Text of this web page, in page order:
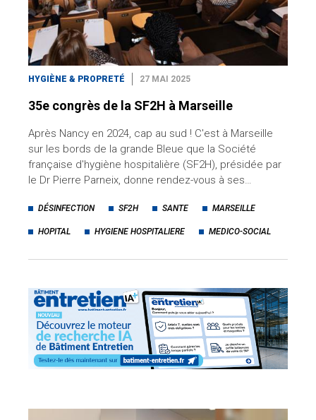
HYGIÈNE & PROPRETÉ 27 MAI 2025
35e congrès de la SF2H à Marseille
Après Nancy en 2024, cap au sud ! C'est à Marseille
sur les bords de la grande Bleue que la Société
française d'hygiène hospitalière (SF2H), présidée par
le Dr Pierre Parneix, donne rendez-vous à ses…
DÉSINFECTION SF2H SANTE MARSEILLE
HOPITAL HYGIENE HOSPITALIERE MEDICO-SOCIAL